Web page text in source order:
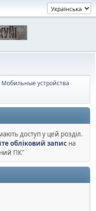
Мобильные устройства
доступ у цей розділ.
обліковий записна
ПК"